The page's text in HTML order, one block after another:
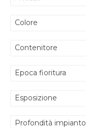
Colore
Contenitore
Epoca fioritura
Esposizione
Profondità impianto